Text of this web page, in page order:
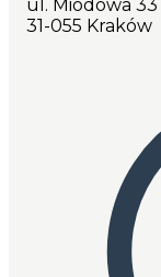
ul. Miodowa 33
31-055 Kraków